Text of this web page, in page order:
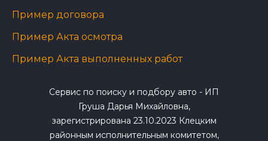
Пример договора
Пример Акта осмотра
Пример Акта выполненных работ
Сервис по поиску и подбору авто - ИП
Груша Дарья Михайловна,
зарегистрирована 23.10.2023 Клецким
районным исполнительным комитетом,